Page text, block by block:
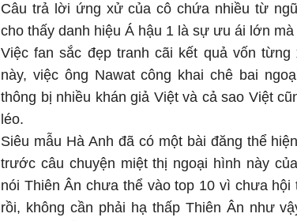
Câu trả lời ứng xử của cô chứa nhiều từ
cho thấy danh hiệu Á hậu 1 là sự ưu ái lớn
Việc fan sắc đẹp tranh cãi kết quả vốn
này, việc ông Nawat công khai chê bai
thông bị nhiều khán giả Việt và cả sao Việt
léo.
Siêu mẫu Hà Anh đã có một bài đăng thể
trước câu chuyện miệt thị ngoại hình này
nói Thiên Ân chưa thể vào top 10 vì chưa
rồi, không cần phải hạ thấp Thiên Ân như